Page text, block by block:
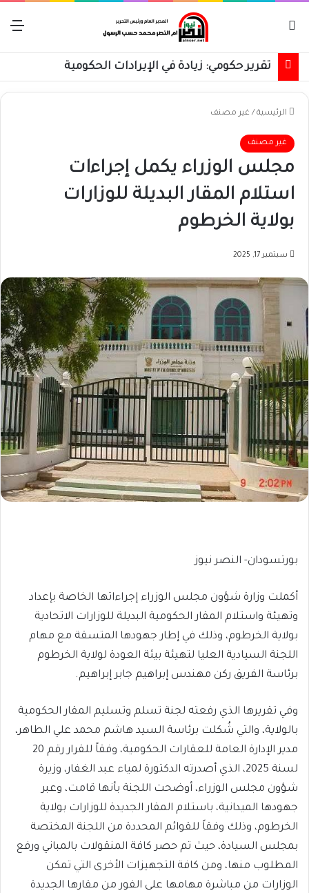
تقرير حكومي: زيادة في الإيرادات الحكومية
الرئيسية / غير مصنف
غير مصنف
مجلس الوزراء يكمل إجراءات
استلام المقار البديلة للوزارات
بولاية الخرطوم
سبتمبر 17, 2025
بورتسودان- النصر نيوز
أكملت وزارة شؤون مجلس الوزراء إجراءاتها الخاصة بإعداد
وتهيئة واستلام المقار الحكومية البديلة للوزارات الاتحادية
بولاية الخرطوم، وذلك في إطار جهودها المتسقة مع مهام
اللجنة السيادية العليا لتهيئة بيئة العودة لولاية الخرطوم
برئاسة الفريق ركن مهندس إبراهيم جابر إبراهيم.
وفي تقريرها الذي رفعته لجنة تسلم وتسليم المقار الحكومية
بالولاية، والتي شُكلت برئاسة السيد هاشم محمد علي الطاهر،
مدير الإدارة العامة للعقارات الحكومية، وفقاً للقرار رقم 20
لسنة 2025، الذي أصدرته الدكتورة لمياء عبد الغفار، وزيرة
شؤون مجلس الوزراء، أوضحت اللجنة بأنها قامت، وعبر
جهودها الميدانية، باستلام المقار الجديدة للوزارات بولاية
الخرطوم، وذلك وفقاً للقوائم المحددة من اللجنة المختصة
بمجلس السيادة، حيث تم حصر كافة المنقولات بالمباني ورفع
المطلوب منها، ومن كافة التجهيزات الأخرى التي تمكن
الوزارات من مباشرة مهامها على الفور من مقارها الجديدة